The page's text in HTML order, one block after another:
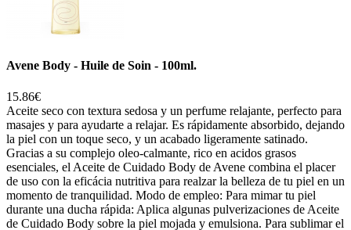
Avene Body - Huile de Soin - 100ml.
15.86€
Aceite seco con textura sedosa y un perfume relajante, perfecto para
masajes y para ayudarte a relajar. Es rápidamente absorbido, dejando
la piel con un toque seco, y un acabado ligeramente satinado.
Gracias a su complejo oleo-calmante, rico en acidos grasos
esenciales, el Aceite de Cuidado Body de Avene combina el placer
de uso con la eficácia nutritiva para realzar la belleza de tu piel en un
momento de tranquilidad. Modo de empleo: Para mimar tu piel
durante una ducha rápida: Aplica algunas pulverizaciones de Aceite
de Cuidado Body sobre la piel mojada y emulsiona. Para sublimar el